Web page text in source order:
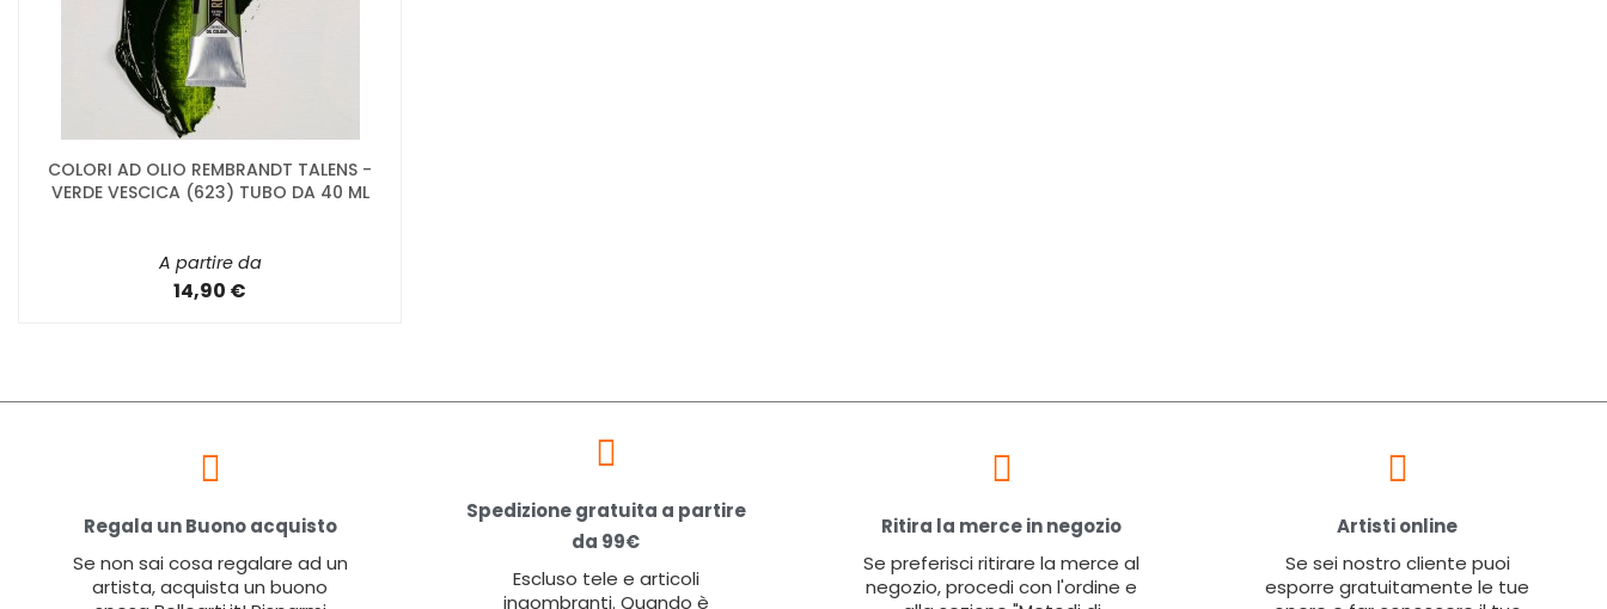
COLORI AD OLIO REMBRANDT TALENS -
VERDE VESCICA (623) TUBO DA 40 ML
A partire da
14,90 €
Regala un Buono acquisto
Se non sai cosa regalare ad un
artista, acquista un buono
Spedizione gratuita a partire
da 99€
Escluso tele e articoli
ingombranti. Quando è
Ritira la merce in negozio
Se preferisci ritirare la merce al
negozio, procedi con l'ordine e
Artisti online
Se sei nostro cliente puoi
esporre gratuitamente le tue